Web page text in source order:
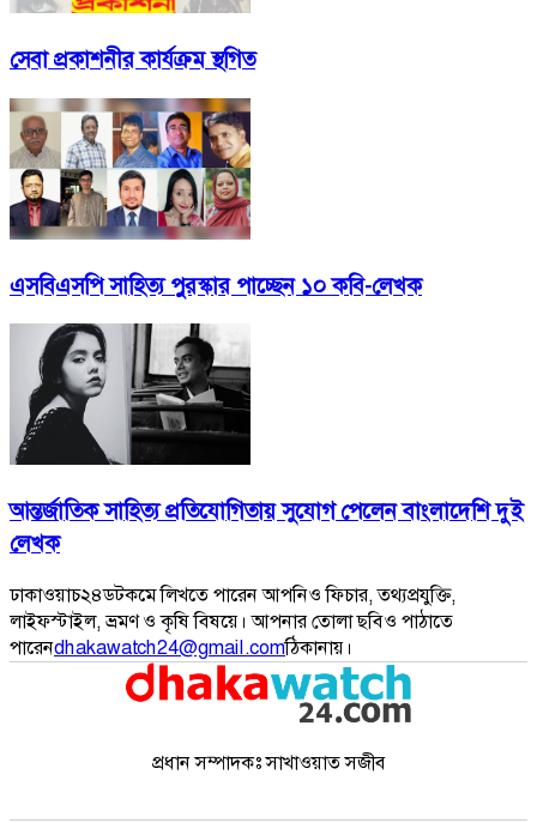
সেবা প্রকাশনীর কার্যক্রম স্থগিত
এসবিএসপি সাহিত্য পুরস্কার পাচ্ছেন ১০ কবি-লেখক
আন্তর্জাতিক সাহিত্য প্রতিযোগিতায় সুযোগ পেলেন বাংলাদেশি দুই
লেখক
ঢাকাওয়াচ২৪ডটকমে লিখতে পারেন আপনিও ফিচার, তথ্যপ্রযুক্তি,
লাইফস্টাইল, ভ্রমণ ও কৃষি বিষয়ে। আপনার তোলা ছবিও পাঠাতে
পারেনdhakawatch24@gmail.comঠিকানায়।
প্রধান সম্পাদকঃ সাখাওয়াত সজীব